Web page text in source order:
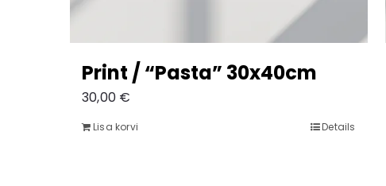
Print / “Pasta” 30x40cm
30,00 €
Lisa korvi Details